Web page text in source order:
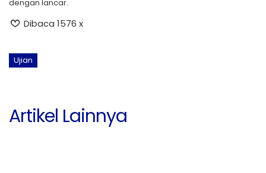
dengan lancar.
Dibaca 1576 x
Ujian
Artikel Lainnya